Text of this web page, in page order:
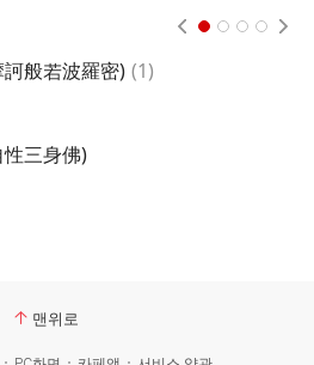
般若波羅密) 댓
(1)
三身佛)
맨위로